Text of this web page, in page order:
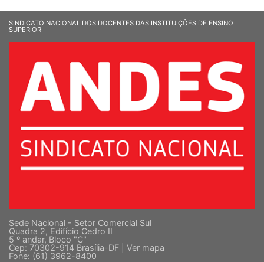
SINDICATO NACIONAL DOS DOCENTES DAS INSTITUIÇÕES DE ENSINO
SUPERIOR
Sede Nacional - Setor Comercial Sul
Quadra 2, Edifício Cedro II
5 º andar, Bloco "C"
Cep: 70302-914 Brasília-DF | Ver mapa
Fone: (61) 3962-8400